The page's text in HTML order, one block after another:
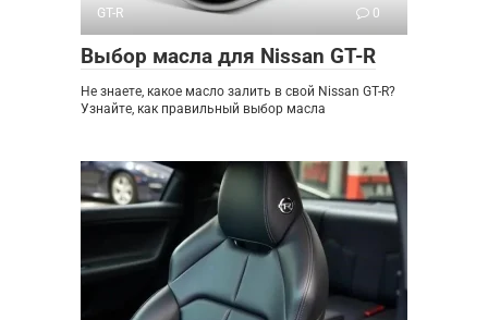
GT-R 0
Выбор масла для Nissan GT-R
Не знаете, какое масло залить в свой Nissan GT-R?
Узнайте, как правильный выбор масла